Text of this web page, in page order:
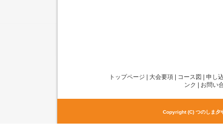
トップページ 大会要項| コース図
申し
ンク
お問い
Copyright (C) つのしま